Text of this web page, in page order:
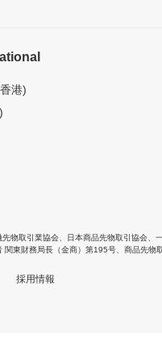
港)
先物取引業協会 日本商品先物取引協会
関東財務局長（金商）第195号、商品先物
採用情報